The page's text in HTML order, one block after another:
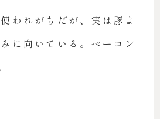
われがちだが、実は豚よ
に向いている。ベーコン